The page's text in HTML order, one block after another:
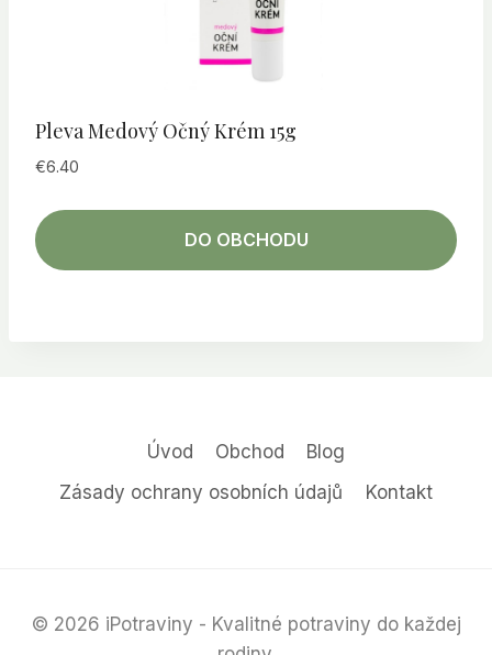
Pleva Medový Očný Krém 15g
€6.40
DO OBCHODU
Úvod Obchod
Blog
Zásady ochrany osobních údajů
Kontakt
© 2026 iPotraviny - Kvalitné potraviny do každej